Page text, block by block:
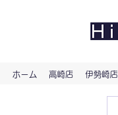
ホーム 高崎店 伊勢崎店